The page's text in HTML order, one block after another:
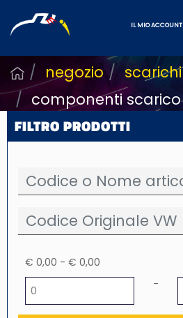
IL MIO ACCOUNT
negozio
scarichi
componenti scarico
FILTRO PRODOTTI
€ 0,00 - € 0,00
-